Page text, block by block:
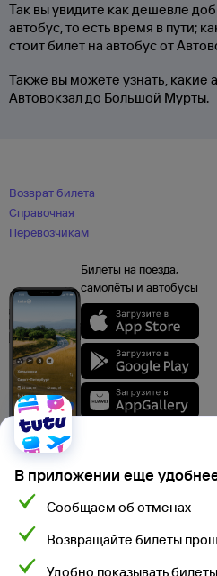
Так вы увидите как дешевле
автобус, то есть время в пути;
стоит билет на автобус от
Также вы можете узнать, какие
Автовокзал до Большой Мурты.
В приложении еще
Сообщаем об отменах
Возвращайте билеты
Удобно показывать
Возврат билета
Справочная
Перевозчикам
Билеты на поезда,
самолёты и автобусы
Данные, используемые на сайте
авиа- и ж/д билетов, электронных
и автобусов взяты из официальных